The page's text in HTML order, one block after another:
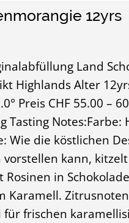
12yrs
Land
Highlands Alter
Preis CHF 55.00 –
Tasting Notes:Farbe:
Wie die köstlichen
vorstellen kann,
Rosinen in
Karamell.
für frischen